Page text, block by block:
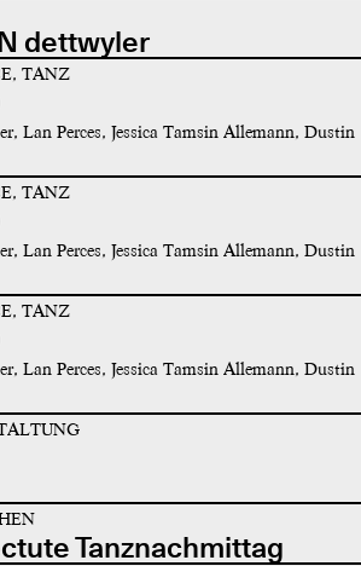
dettwyler
TANZ
Lan Perces, Jessica Tamsin Allemann, Dustin
TANZ
Lan Perces, Jessica Tamsin Allemann, Dustin
TANZ
Lan Perces, Jessica Tamsin Allemann, Dustin
Tanznachmittag